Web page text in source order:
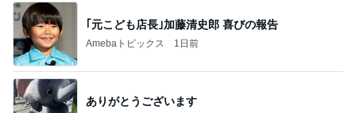
｢元こども店長｣加藤清史郎 喜びの報告
Amebaトピックス 1日前
ありがとうございます